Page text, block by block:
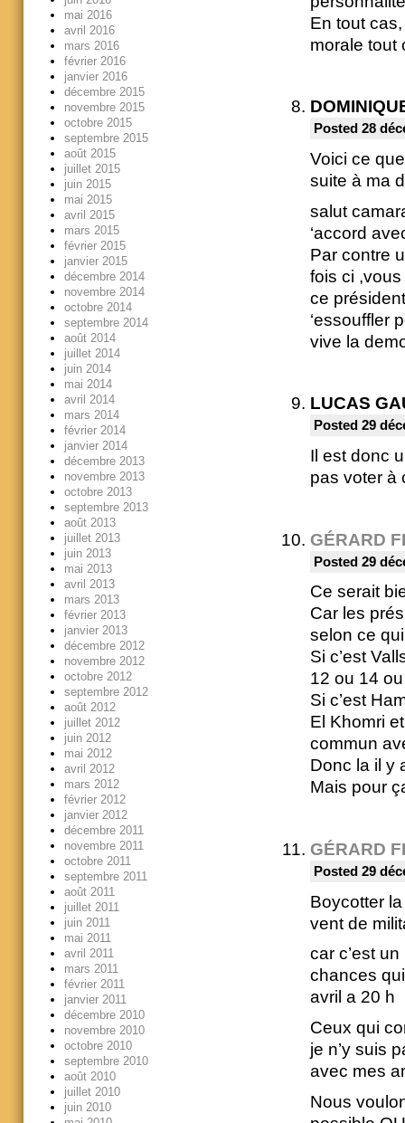
En tout
morale tout
Posted 28
Voici ce
suite à ma
salut
‘accord
Par contre
fois ci
ce
‘essouffler
vive la
LUCAS
Posted 29
Il est donc
pas voter à
GÉRARD
Posted 29
Ce serait
Car les
selon ce
Si c’est
12 ou 14
Si c’est
El Khomri
commun
Donc la il y
Mais pour
GÉRARD
Posted 29
Boycotter
vent de
car c’est
chances
avril a 20 h
Ceux qui
je n’y suis
avec mes
Nous
mai 2016
avril 2016
mars 2016
février 2016
janvier 2016
décembre 2015
novembre 2015
octobre 2015
septembre 2015
août 2015
juillet 2015
juin 2015
mai 2015
avril 2015
mars 2015
février 2015
janvier 2015
décembre 2014
novembre 2014
octobre 2014
septembre 2014
août 2014
juillet 2014
juin 2014
mai 2014
avril 2014
mars 2014
février 2014
janvier 2014
décembre 2013
novembre 2013
octobre 2013
septembre 2013
août 2013
juillet 2013
juin 2013
mai 2013
avril 2013
mars 2013
février 2013
janvier 2013
décembre 2012
novembre 2012
octobre 2012
septembre 2012
août 2012
juillet 2012
juin 2012
mai 2012
avril 2012
mars 2012
février 2012
janvier 2012
décembre 2011
novembre 2011
octobre 2011
septembre 2011
août 2011
juillet 2011
juin 2011
mai 2011
avril 2011
mars 2011
février 2011
janvier 2011
décembre 2010
novembre 2010
octobre 2010
septembre 2010
août 2010
juillet 2010
juin 2010